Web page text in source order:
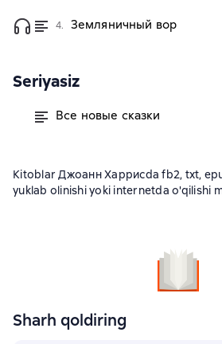
4. Земляничный вор
Seriyasiz
Все новые сказки
Kitoblar Джоанн Харрисda fb2, txt,
yuklab olinishi yoki internetda o'qilishi
Sharh qoldiring